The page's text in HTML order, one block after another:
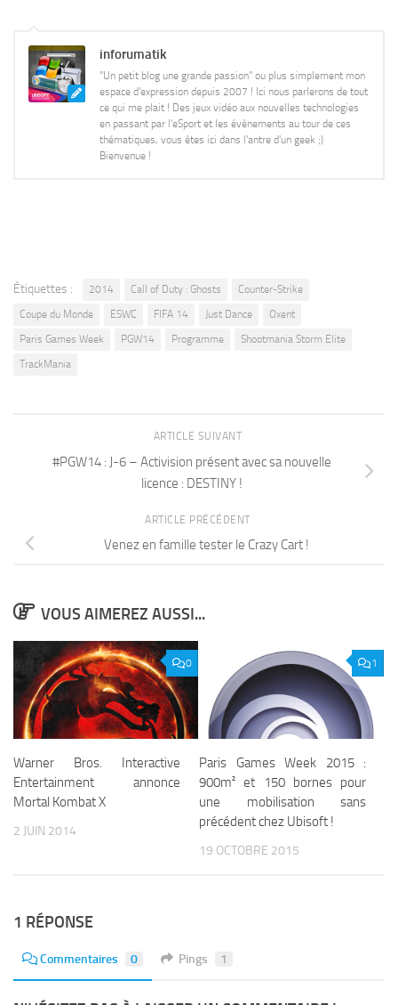
inforumatik
"Un petit blog une grande passion" ou plus simplement mon
espace d'expression depuis 2007 ! Ici nous parlerons de tout
ce qui me plait ! Des jeux vidéo aux nouvelles technologies
en passant par l'eSport et les évènements au tour de ces
thématiques, vous êtes ici dans l'antre d'un geek ;)
Bienvenue !
Étiquettes : 2014 Call of Duty : Ghosts
Counter-Strike
Coupe du Monde
ESWC FIFA 14 Just Dance
Oxent
Paris Games Week
PGW14 Programme
Shootmania Storm Elite
TrackMania
ARTICLE SUIVANT
#PGW14 : J-6 – Activision présent avec sa nouvelle
licence : DESTINY !
ARTICLE PRÉCÉDENT
Venez en famille tester le Crazy Cart !
VOUS AIMEREZ AUSSI...
0
Warner Bros. Interactive
Entertainment annonce
Mortal Kombat X
2 JUIN 2014
1
Paris Games Week 2015 :
900m² et 150 bornes pour
une mobilisation sans
précédent chez Ubisoft !
19 OCTOBRE 2015
1 RÉPONSE
Commentaires 0 Pings 1